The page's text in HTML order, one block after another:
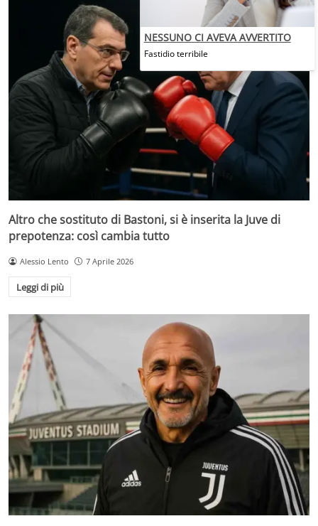
Altro che sostituto di Bastoni, si è inserita la Juve di
prepotenza: così cambia tutto
Alessio Lento 7 Aprile 2026
Leggi di più
NESSUNO CI AVEVA AVVERTITO
Fastidio terribile